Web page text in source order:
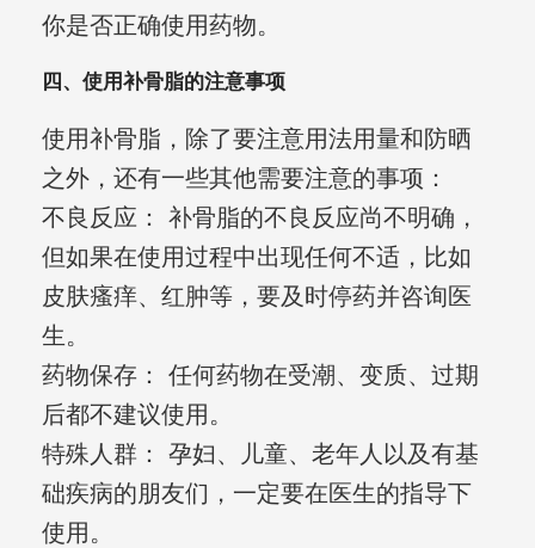
你是否正确使用药物。
四、使用补骨脂的注意事项
使用补骨脂，除了要注意用法用量和防晒
之外，还有一些其他需要注意的事项：
不良反应： 补骨脂的不良反应尚不明确，
但如果在使用过程中出现任何不适，比如
皮肤瘙痒、红肿等，要及时停药并咨询医
生。
药物保存： 任何药物在受潮、变质、过期
后都不建议使用。
特殊人群： 孕妇、儿童、老年人以及有基
础疾病的朋友们，一定要在医生的指导下
使用。